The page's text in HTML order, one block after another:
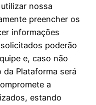
nossa
preencher os
informações
poderão
e, caso não
Plataforma será
a
estando